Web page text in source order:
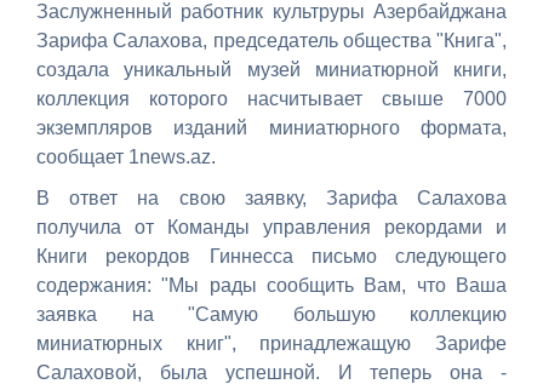
Заслужненный работник культруры Азербайджана
Зарифа Салахова, председатель общества "Книга",
создала уникальный музей миниатюрной книги,
коллекция которого насчитывает свыше 7000
экземпляров изданий миниатюрного формата,
сообщает 1news.az.
В ответ на свою заявку, Зарифа Салахова
получила от
Команды управления рекордами и
Книги рекордов Гиннесса письмо следующего
содержания: "Мы рады сообщить Вам, что Ваша
заявка на "Самую большую коллекцию
миниатюрных книг", принадлежащую Зарифе
Салаховой, была успешной.
И теперь она -